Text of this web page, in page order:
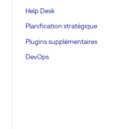
Help Desk
Planification stratégique
Plugins supplémentaires
DevOps